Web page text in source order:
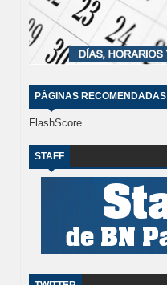
PÁGINAS RECOMENDADAS
FlashScore
STAFF